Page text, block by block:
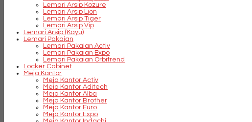
Lemari Arsip Kozure
Lemari Arsip Lion
Lemari Arsip Tiger
Lemari Arsip Vip
Lemari Arsip (Kayu)
Lemari Pakaian
Lemari Pakaian Activ
Lemari Pakaian Expo
Lemari Pakaian Orbitrend
Locker Cabinet
Meja Kantor
Meja Kantor Activ
Meja Kantor Aditech
Meja Kantor Alba
Meja Kantor Brother
Meja Kantor Euro
Meja Kantor Expo